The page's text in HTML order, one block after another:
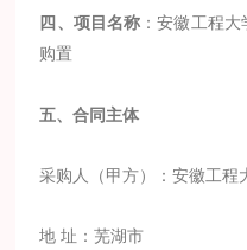
四、项目名称 ：安徽工程
购置
五、合同主体
采购人（甲方）：安徽工程
地 址：芜湖市